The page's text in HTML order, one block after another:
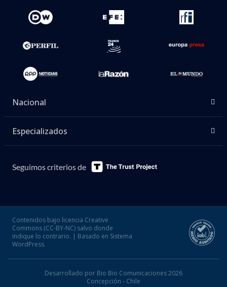
Nacional
Especializados
Seguimos criterios de
Contenidos bajo licencia Creative
Commons (CC-BY-NC) salvo donde
indique lo contrario. | Basado en Sistema
WordPress.
Desarrollado por Bio Bio Comunicaciones 2026
Concepción - Chile